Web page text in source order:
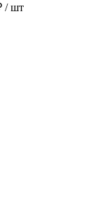
/ шт